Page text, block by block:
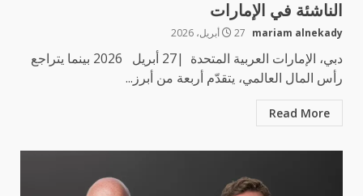
الناشئة في الإمارات
mariam alnekady 27 أبريل، 2026
دبي، الإمارات العربية المتحدة |27 أبريل 2026 بينما يتراجع
رأس المال العالمي، يتقدّم أربعة من أبرز...
Read More